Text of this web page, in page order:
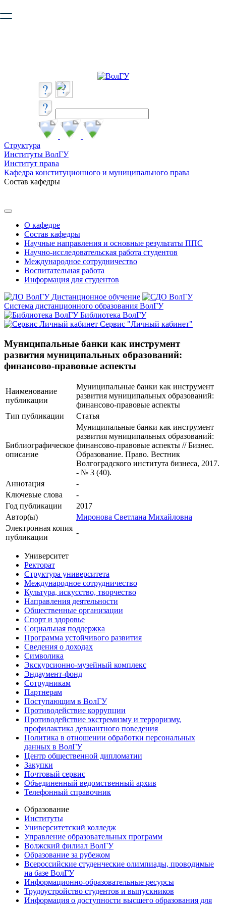
безопасную работу с сайтом. Пожалуйста
Структура
Институты ВолГУ
Институт права
Кафедра конституционного и муниципального права
Состав кафедры
О кафедре
Состав кафедры
Научные направления и основные результаты ППС
Научно-исследовательская работа студентов
Международное сотрудничество
Воспитательная работа
Информация для студентов
Дистанционное обучение
Система дистанционного образования ВолГУ
Библиотека ВолГУ
Сервис "Личный кабинет"
Муниципальные банки как инструмент
развития муниципальных образований:
финансово-правовые аспекты
Наименование
публикации
Муниципальные банки как инструмент
развития муниципальных образований:
финансово-правовые аспекты
Тип публикации
Статья
Библиографическое
описание
Муниципальные банки как инструмент
развития муниципальных образований:
финансово-правовые аспекты // Бизнес.
Образование. Право. Вестник
Волгоградского института бизнеса, 2017.
- № 3 (40).
Аннотация
-
Ключевые cлова
-
Год публикации
2017
Автор(ы)
Миронова Светлана Михайловна
Электронная копия
публикации
-
Университет
Ректорат
Структура университета
Международное сотрудничество
Культура, искусство, творчество
Направления деятельности
Общественные организации
Спорт и здоровье
Социальная поддержка
Программа устойчивого развития
Сведения о доходах
Символика
Экскурсионно-музейный комплекс
Эндаумент-фонд
Сотрудникам
Партнерам
Поступающим в ВолГУ
Противодействие коррупции
Противодействие экстремизму и терроризму,
профилактика девиантного поведения
Политика в отношении обработки персональных
данных в ВолГУ
Центр общественной дипломатии
Закупки
Почтовый сервис
Объединенный ведомственный архив
Телефонный справочник
Образование
Институты
Университетский колледж
Управление образовательных программ
Волжский филиал ВолГУ
Образование за рубежом
Всероссийские студенческие олимпиады, проводимые
на базе ВолГУ
Информационно-образовательные ресурсы
Трудоустройство студентов и выпускников
Информация о доступности высшего образования для